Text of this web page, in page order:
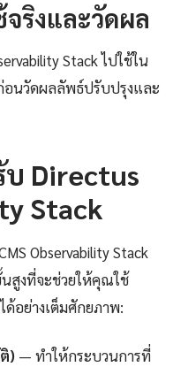
ริงและวัดผล
Stack ไปใช้ใน
อนวัดผลลัพธ์ปรับปรุงและ
Directus
Stack
Observability Stack
สูงที่จะช่วยให้คุณใช้
ด้อย่างเต็มศักยภาพ:
) — ทำให้กระบวนการที่